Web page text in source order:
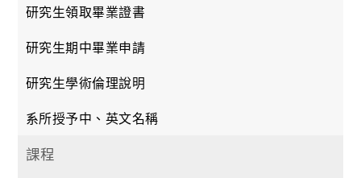
研究生領取畢業證書
研究生期中畢業申請
研究生學術倫理說明
系所授予中、英文名稱
課程